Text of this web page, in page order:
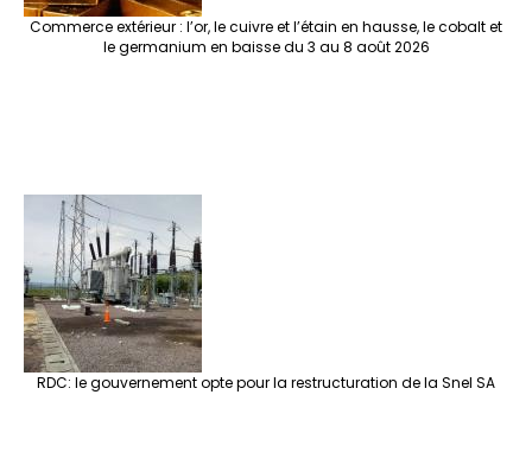
Commerce extérieur : l’or, le cuivre et l’étain en hausse, le cobalt et
le germanium en baisse du 3 au 8 août 2026
RDC: le gouvernement opte pour la restructuration de la Snel SA